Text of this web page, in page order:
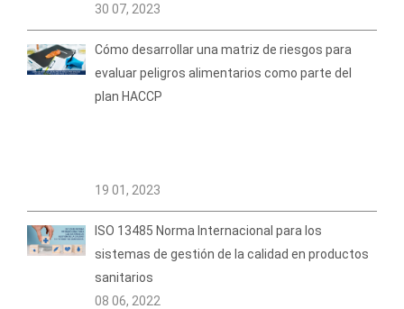
30 07, 2023
Cómo desarrollar una matriz de riesgos para
evaluar peligros alimentarios como parte del
plan HACCP
19 01, 2023
ISO 13485 Norma Internacional para los
sistemas de gestión de la calidad en productos
sanitarios
08 06, 2022